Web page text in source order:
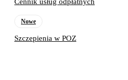
Nowe
Szczepienia w POZ